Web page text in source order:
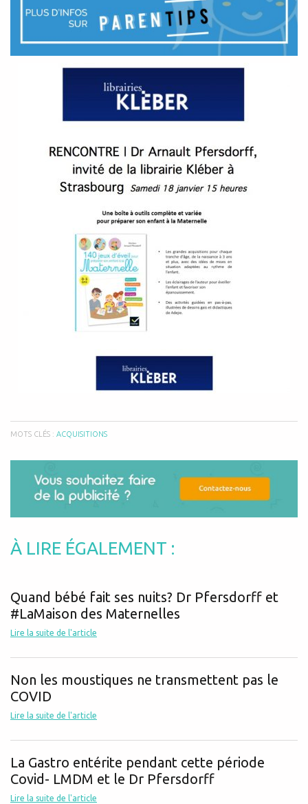
MOTS CLÉS : ACQUISITIONS
À LIRE ÉGALEMENT :
Quand bébé fait ses nuits? Dr Pfersdorff et
#LaMaison des Maternelles
Lire la suite de l'article
Non les moustiques ne transmettent pas le
COVID
Lire la suite de l'article
La Gastro entérite pendant cette période
Covid- LMDM et le Dr Pfersdorff
Lire la suite de l'article